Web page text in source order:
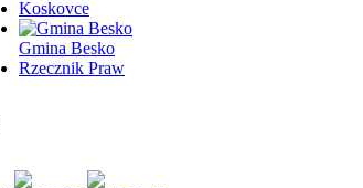
Koskovce
Gmina Besko
Rzecznik Praw